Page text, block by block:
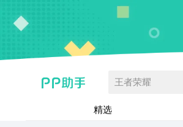
王者荣耀
精选